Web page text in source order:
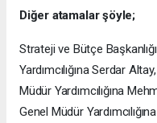
Diğer atamalar şöyle;
Strateji ve Bütçe
Yardımcılığına Serdar
Müdür Yardımcılığına
Genel Müdür